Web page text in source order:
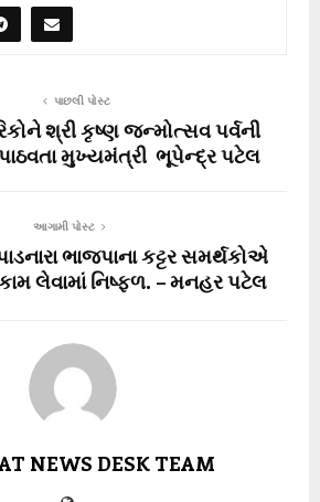
પાછલી પોસ્ટ
શ્રી કૃષ્ણ જન્મોત્સવ પર્વની
મુખ્યમંત્રી ભૂપેન્દ્ર પટેલ
આગામી પોસ્ટ
ભાજપાના કટ્ટર સમર્થકોએ
લેવામાં નિષ્ફળ. – મનહર પટેલ
NEWS DESK TEAM